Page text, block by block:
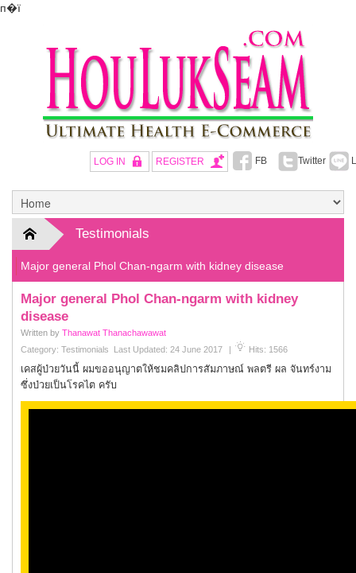
п�ї
LOG IN REGISTER FB Twitter
Testimonials
Major general Phol Chan-ngarm with kidney disease
Major general Phol Chan-ngarm with kidney
disease
Written by Thanawat Thanachawawat
Category: Testimonials Last Updated: 24 June 2017 | Hits: 1566
เคสผู้ป่วยวันนี้ ผมขออนุญาตให้ชมคลิปการสัมภาษณ์ พลตรี ผล จันทร์งาม
ซึ่งป่วยเป็นโรคไต ครับ